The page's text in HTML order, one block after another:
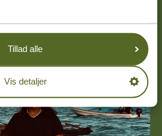
Tillad alle
Vis detaljer